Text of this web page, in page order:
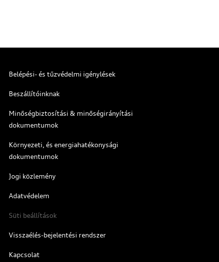
Belépési- és tűzvédelmi igénylések
Beszállítóinknak
Minőségbiztosítási & minőségirányítási
dokumentumok
Környezeti, és energiahatékonysági
dokumentumok
Jogi közlemény
Adatvédelem
Süti beállítások
Visszaélés-bejelentési rendszer
Kapcsolat